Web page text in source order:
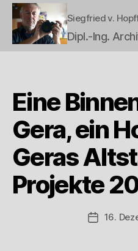
Siegfried
Dipl.-Ing.
Eine
Gera, ein
Geras
Projekte
16.